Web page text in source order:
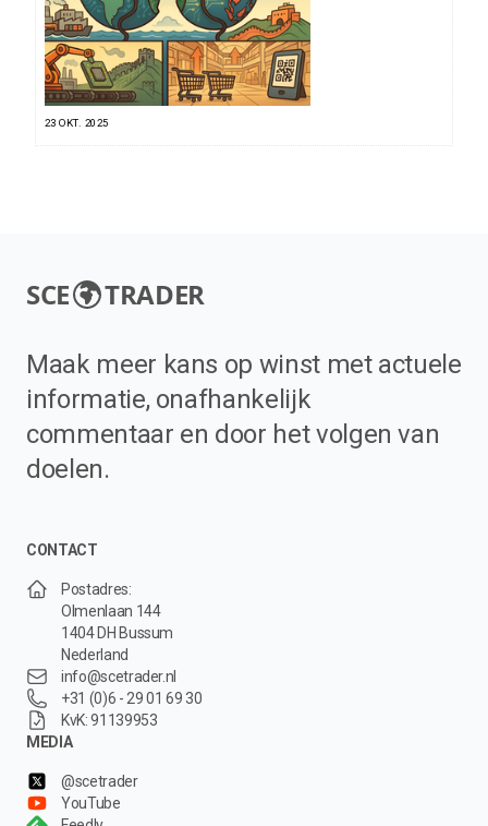
23 OKT. 2025
SCE TRADER
Maak meer kans op winst met actuele
informatie, onafhankelijk
commentaar en door het volgen van
doelen.
CONTACT
Postadres:
Olmenlaan 144
1404 DH Bussum
Nederland
info@scetrader.nl
+31 (0)6 - 29 01 69 30
KvK: 91139953
MEDIA
@scetrader
YouTube